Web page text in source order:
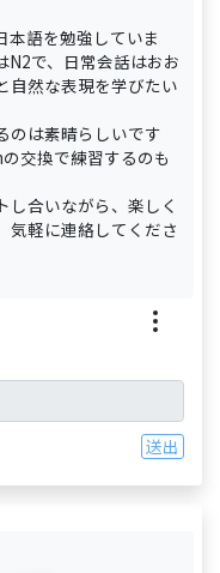
本語を勉強していま
N2で、日常会話はおお
自然な表現を学びたい
のは素晴らしいです
交換で練習するのも
し合いながら、楽しく
気軽に連絡してくださ
送出